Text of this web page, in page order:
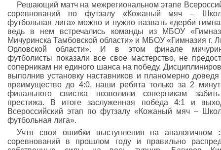
Решающий матч на межрегиональном этапе
соревнований по футзалу «Кожаный мяч –
футбольная лига» можно и нужно назвать «дерби
ведь в нем встречались команды из МБОУ
Мичуринска Тамбовской области» и МБОУ «Гимназия г.
Орловской области». И в этом финале
футболисты показали все свое мастерство, не
соперникам ни единого шанса на победу.
выполнив установку наставников и планомерно доведя
преимущество до 4:0, наши ребята только за 2
финального свистка позволили соперникам
престижа. В итоге заслуженная победа 4:1 и
Всероссийский этап по футзалу «Кожаный мяч –
футбольная лига».
Учтя свои ошибки выступления на аналогичном
соревнований в прошлом году и правильно